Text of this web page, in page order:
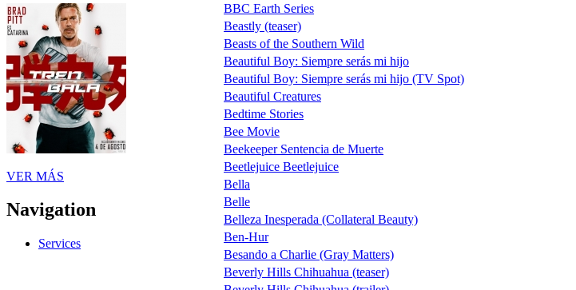
VER MÁS
Navigation
Services
BBC Earth Series
Beastly (teaser)
Beasts of the Southern Wild
Beautiful Boy: Siempre serás mi hijo
Beautiful Boy: Siempre serás mi hijo (TV Spot)
Beautiful Creatures
Bedtime Stories
Bee Movie
Beekeeper Sentencia de Muerte
Beetlejuice Beetlejuice
Bella
Belle
Belleza Inesperada (Collateral Beauty)
Ben-Hur
Besando a Charlie (Gray Matters)
Beverly Hills Chihuahua (teaser)